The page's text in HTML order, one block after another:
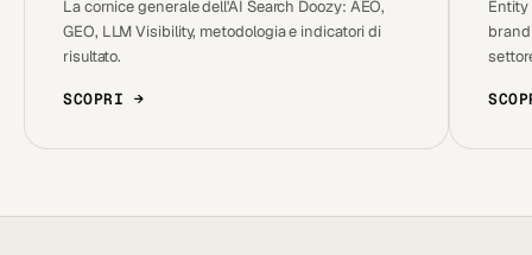
La cornice generale dell'AI Search Doozy: AEO,
GEO, LLM Visibility, metodologia e indicatori di
risultato.
SCOPRI →
Entity